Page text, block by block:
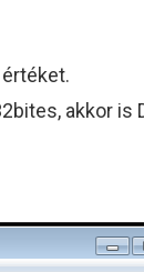
akkor is